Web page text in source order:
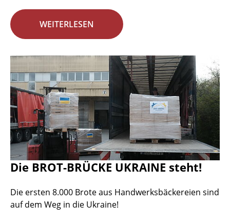
WEITERLESEN
Die BROT-BRÜCKE UKRAINE steht!
Die ersten 8.000 Brote aus Handwerksbäckereien sind
auf dem Weg in die Ukraine!